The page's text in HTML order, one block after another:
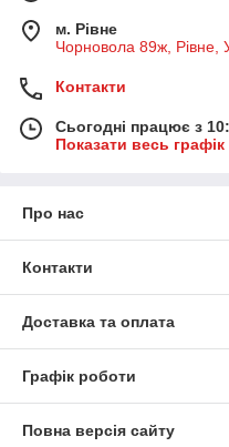
м. Рівне
Чорновола 89ж, Рівне,
Контакти
Сьогодні працює з
Показати весь
Про нас
Контакти
Доставка та оплата
Графік роботи
Повна версія сайту